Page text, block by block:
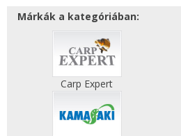
Márkák a kategóriában:
Carp Expert